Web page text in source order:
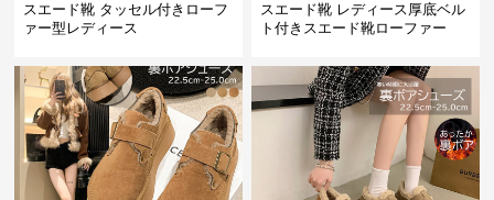
スエード靴 タッセル付きローフ
ァー型レディース
スエード靴 レディース厚底ベル
ト付きスエード靴ローファー